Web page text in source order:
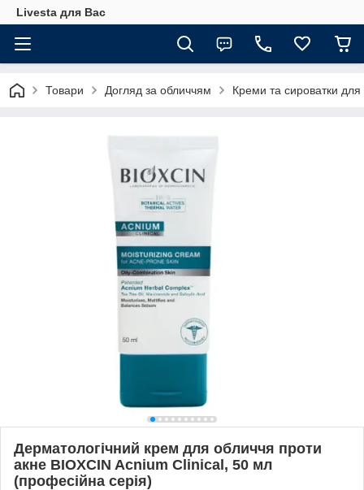
Livesta для Вас
Товари Догляд за обличчям Креми та сироватки для
Дерматологічний крем для обличчя проти
акне BIOXCIN Acnium Clinical, 50 мл
(професійна серія)